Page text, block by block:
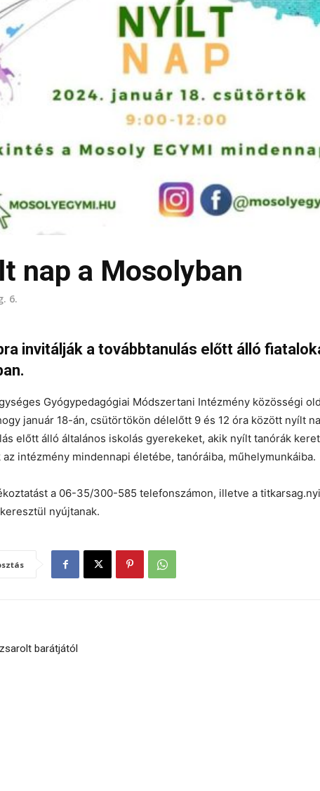
nap a Mosolyban
6.
invitálják a továbbtanulás előtt álló
Gyógypedagógiai Módszertani Intézmény közösségi
január 18-án, csütörtökön délelőtt 9 és 12 óra között nyílt
előtt álló általános iskolás gyerekeket, akik nyílt tanórák
intézmény mindennapi életébe, tanóráiba, műhelymunkáiba.
a 06-35/300-585 telefonszámon, illetve a
nyújtanak.
barátjától